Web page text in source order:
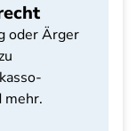
oder Ärger
mehr.